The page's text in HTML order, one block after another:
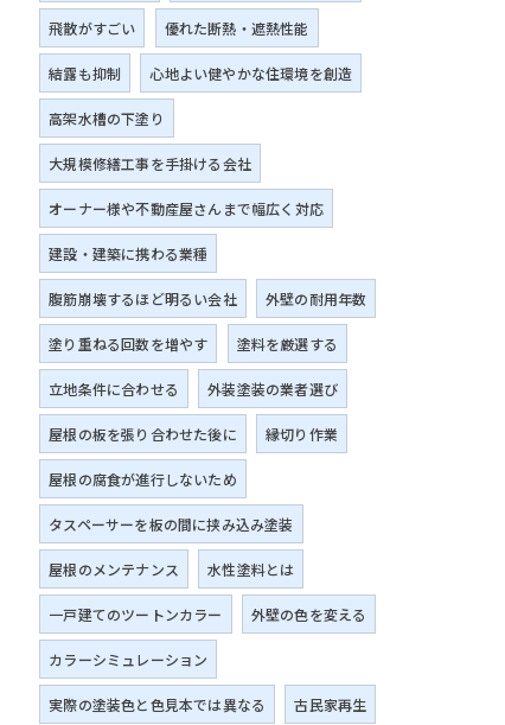
飛散がすごい 優れた断熱・遮熱性能
結露も抑制 心地よい健やかな住環境を創造
高架水槽の下塗り
大規模修繕工事を手掛ける会社
オーナー様や不動産屋さんまで幅広く対応
建設・建築に携わる業種
腹筋崩壊するほど明るい会社 外壁の耐用年数
塗り重ねる回数を増やす 塗料を厳選する
立地条件に合わせる 外装塗装の業者選び
屋根の板を張り合わせた後に 縁切り作業
屋根の腐食が進行しないため
タスペーサーを板の間に挟み込み塗装
屋根のメンテナンス 水性塗料とは
一戸建てのツートンカラー 外壁の色を変える
カラーシミュレーション
実際の塗装色と色見本では異なる 古民家再生